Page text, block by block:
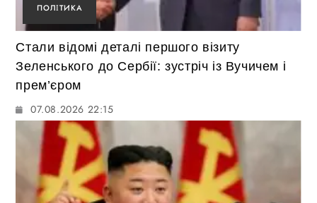
ПОЛІТИКА
Стали відомі деталі першого візиту
Зеленського до Сербії: зустріч із Вучичем і
прем’єром
07.08.2026 22:15